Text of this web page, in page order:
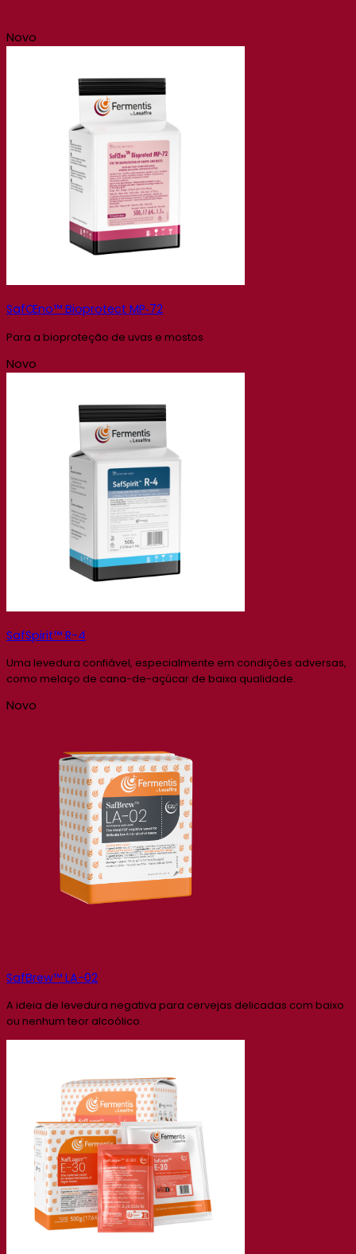
Novo
SafŒno™ Bioprotect MP‑72
Para a bioproteção de uvas e mostos
Novo
SafSpirit™ R-4
Uma levedura confiável, especialmente em condições adversas,
como melaço de cana-de-açúcar de baixa qualidade.
Novo
SafBrew™ LA-02
A ideia de levedura negativa para cervejas delicadas com baixo
ou nenhum teor alcoólico.